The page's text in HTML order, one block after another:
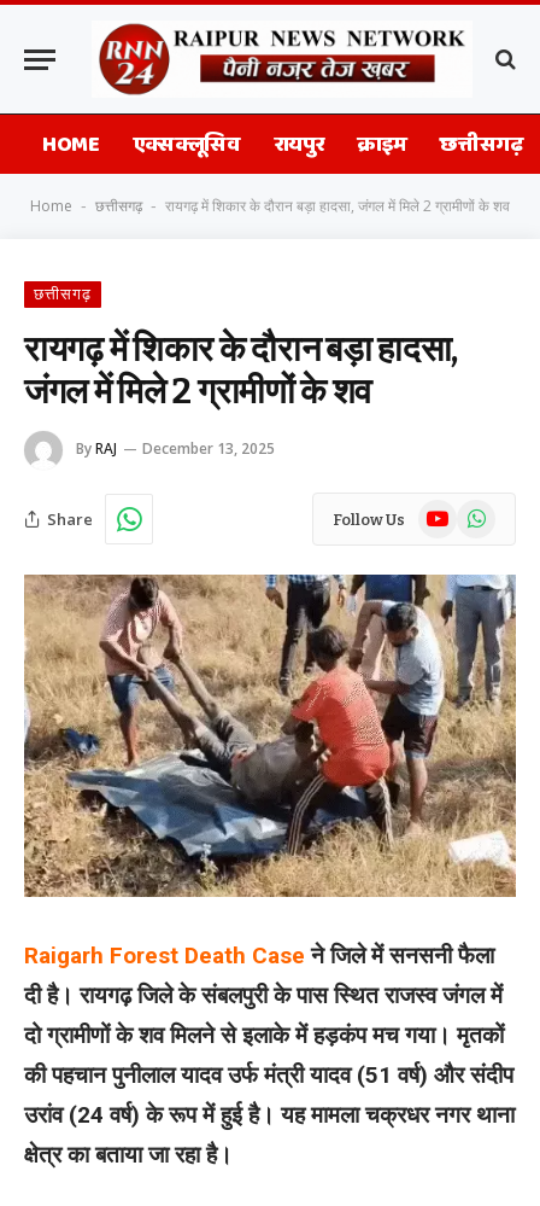
HOME एक्सक्लूसिव रायपुर क्राइम छत्तीसगढ़
Home - छत्तीसगढ़ - रायगढ़ में शिकार के दौरान बड़ा हादसा, जंगल में मिले 2 ग्रामीणों के शव
छत्तीसगढ़
रायगढ़ में शिकार के दौरान बड़ा हादसा,
जंगल में मिले 2 ग्रामीणों के शव
ByRAJ December 13, 2025
Share Follow Us YouTubeWhatsApp
Raigarh Forest Death Caseने जिले में सनसनी फैला
दी है। रायगढ़ जिले के संबलपुरी के पास स्थित राजस्व जंगल में
दो ग्रामीणों के शव मिलने से इलाके में हड़कंप मच गया। मृतकों
की पहचान पुनीलाल यादव उर्फ मंत्री यादव (51 वर्ष) और संदीप
उरांव (24 वर्ष) के रूप में हुई है। यह मामला चक्रधर नगर थाना
क्षेत्र का बताया जा रहा है।